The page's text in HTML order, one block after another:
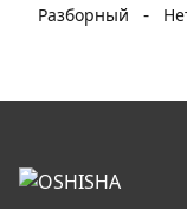
Разборный
-